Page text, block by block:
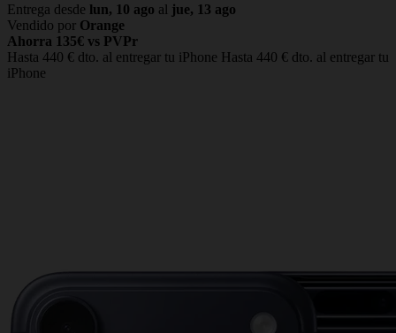
Entrega desde lun, 10 ago al jue, 13 ago
Vendido por Orange
Ahorra 135€ vs PVPr
Hasta 440 € dto. al entregar tu iPhone Hasta 440 € dto. al entregar tu
iPhone